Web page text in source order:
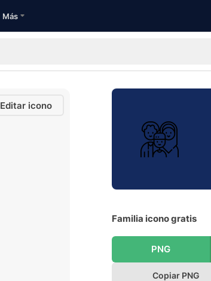
Más
Editar icono
Familia icono gratis
PNG
Copiar PNG